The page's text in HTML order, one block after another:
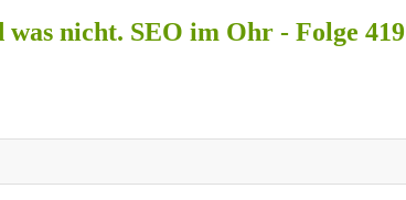
nicht. SEO im Ohr - Folge 419